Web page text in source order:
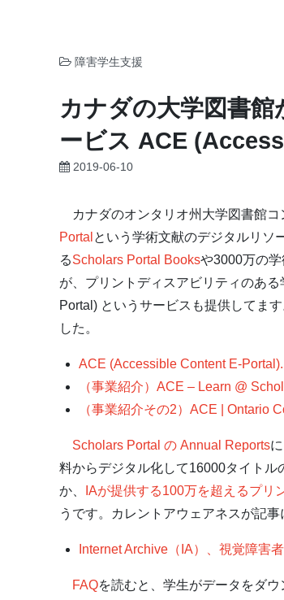
障害学生支援
カナダの大学図書
ービス ACE
2019-06-10
カナダのオンタリオ州大学図書館コ
Portal という学術文献のデジタルリソ
るScholars Portal Booksや3000万の
が、プリントディスアビリティのあ
Portal) というサービスも提供してま
した。
ACE (Accessible Content E-Portal).
（事業紹介）ACE – Learn @
（事業紹介その2）ACE | Ontario
Scholars Portal の Annual Reports
料からデジタル化して16000タイト
か、
IAが提供する100万を超えるプリ
うです。カレントアウェアネスが記
Internet Archive（IA）、視覚障害
FAQを読むと、学生がデータをダ